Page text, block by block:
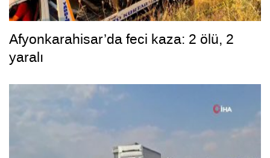
Afyonkarahisar’da feci kaza: 2 ölü, 2
yaralı